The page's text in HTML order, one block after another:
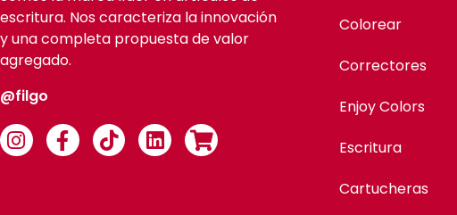
escritura. Nos caracteriza la innovación
y una completa propuesta de valor
agregado.
@filgo
Colorear
Correctores
Enjoy Colors
Escritura
Cartucheras